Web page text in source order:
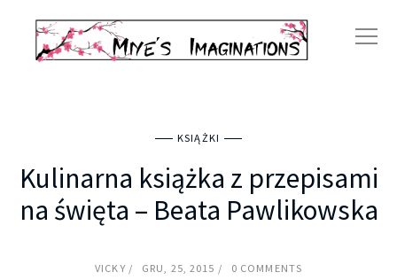
KSIĄŻKI
Kulinarna książka z przepisami
na święta – Beata Pawlikowska
VICKY GRU, 25, 2015 0 COMMENTS